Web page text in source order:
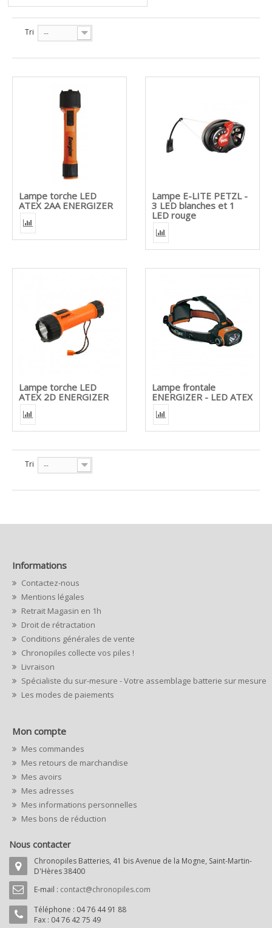
Tri --
Lampe torche LED
ATEX 2AA ENERGIZER
Lampe E-LITE PETZL -
3 LED blanches et 1
LED rouge
Lampe torche LED
ATEX 2D ENERGIZER
Lampe frontale
ENERGIZER - LED ATEX
Tri --
Informations
Contactez-nous
Mentions légales
Retrait Magasin en 1h
Droit de rétractation
Conditions générales de vente
Chronopiles collecte vos piles !
Livraison
Spécialiste du sur-mesure - Votre assemblage batterie sur mesure
Les modes de paiements
Mon compte
Mes commandes
Mes retours de marchandise
Mes avoirs
Mes adresses
Mes informations personnelles
Mes bons de réduction
Nous contacter
Chronopiles Batteries, 41 bis Avenue de la Mogne, Saint-Martin-
D'Hères 38400
E-mail : contact@chronopiles.com
Téléphone : 04 76 44 91 88
Fax : 04 76 42 75 49